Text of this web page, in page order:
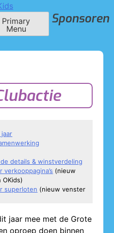
Sponsoren
Primary
Menu
details & winstverdeling
verkooppagina’s (nieuw
superloten (nieuw venster
jaar mee met de Grote
oproep doen binnen